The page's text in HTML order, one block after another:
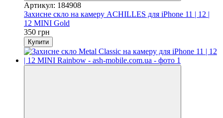
Артикул: 184908
Захисне скло на камеру ACHILLES для iPhone 11 | 12 |
12 MINI Gold
350 грн
Купити